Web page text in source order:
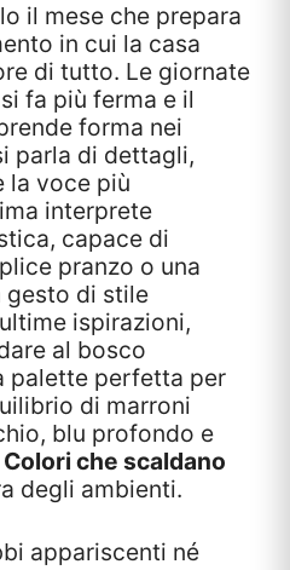
il mese che prepara
in cui la casa
di tutto. Le giornate
fa più ferma e il
forma nei
parla di dettagli,
la voce più
interprete
capace di
pranzo o una
gesto di stile
ispirazioni,
al bosco
palette perfetta per
di marroni
blu profondo e
Colori che scaldano
degli ambienti.
appariscenti né